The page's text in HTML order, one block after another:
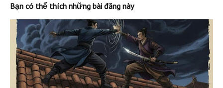
Bạn có thể thích những bài đăng này